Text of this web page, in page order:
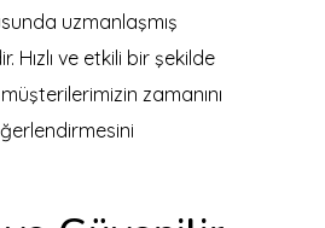
uzmanlaşmış
Hızlı ve etkili bir şekilde
zamanını